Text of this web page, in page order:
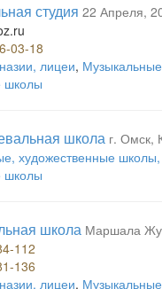
студия 22 Апреля,
03-18
лицеи,
школы
школа г. Омск,
художественные школы,
школы
школа Маршала
112
136
лицеи,